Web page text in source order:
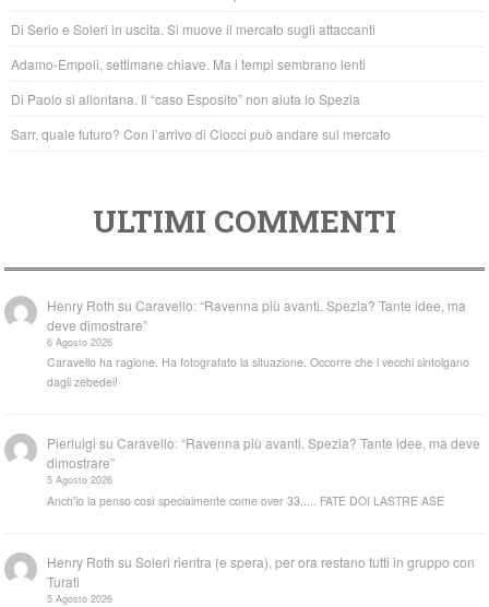
o
o
k
p
p
Di Serio e Soleri in uscita. Si muove il mercato sugli attaccanti
Adamo-Empoli, settimane chiave. Ma i tempi sembrano lenti
Di Paolo si allontana. Il “caso Esposito” non aiuta lo Spezia
Sarr, quale futuro? Con l’arrivo di Ciocci può andare sul mercato
ULTIMI COMMENTI
Henry Roth suCaravello: “Ravenna più avanti. Spezia? Tante idee, ma
deve dimostrare”
6 Agosto 2026
Caravello ha ragione. Ha fotografato la situazione. Occorre che i vecchi sintolgano
dagli zebedei!
Pierluigi suCaravello: “Ravenna più avanti. Spezia? Tante idee, ma deve
dimostrare”
5 Agosto 2026
Anch'io la penso così specialmente come over 33..... FATE DOI LASTRE ASE
Henry Roth suSoleri rientra (e spera), per ora restano tutti in gruppo con
Turati
5 Agosto 2026